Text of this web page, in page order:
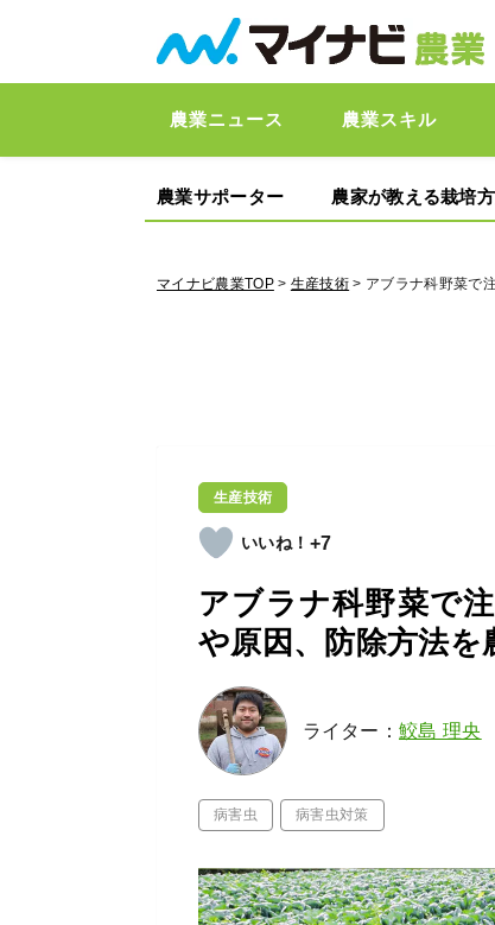
農業ニュース 農業スキル
農業サポーター 農家が教える栽培
マイナビ農業TOP> 生産技術 > アブラナ科野菜で
生産技術
+7
アブラナ科野菜で
や原因、防除方法を
ライター：鮫島 理央
病害虫 病害虫対策